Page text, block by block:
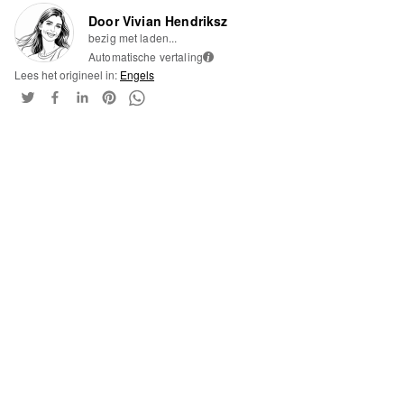
Door Vivian Hendriksz
bezig met laden...
Automatische vertaling i
Lees het origineel in: Engels